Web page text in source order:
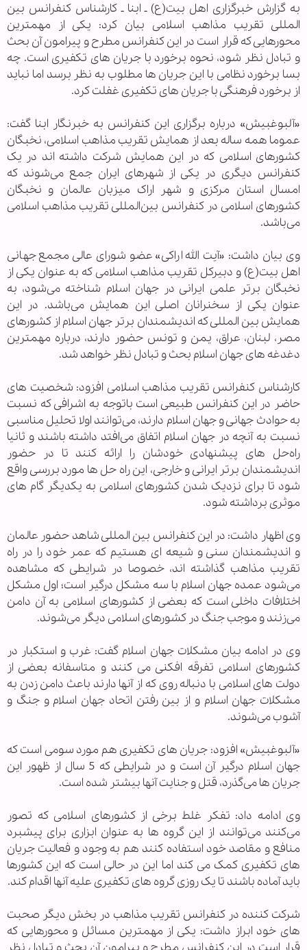
به گزارش خبرگزاری اهل بیت(ع) ـ ابنا ـ کارشناس کنفرانس بین
المللی تقریب مذاهب اسلامی بیان کرد: یکی از مهمترین
محورهایی که قرار است در این کنفرانس مطرح و پیرامون آن بحث
و تبادل نظر شود، نحوه برخورد با جریان های تکفیری است. چه
بسا برخورد نظامی با این جریان ها مطلوب به نظر برسد اما نباید
از برخورد فرهنگی با جریان های تکفیری غفلت کرد.
«آلبوغبیش» درباره برگزاری این کنفرانس به خبرنگار ابنا گفت:
عموما همه ساله بعد از همایش تقریب مذاهب اسلامی، نخبگان
کشورهای اسلامی که در این همایش شرکت داشته اند در یک
کنفرانس دیگری در یکی از شهرهای ایران جمع می‌شوند که
امسال استان مرکزی و شهر اراک میزبان عالمان و نخبگان
کشورهای اسلامی در کنفرانس بین‌المللی تقریب مذاهب اسلامی
می‌باشد.
وی بیان داشت: «آیت الله اراکی» عضو شورای عالی مجمع جهانی
اهل بیت(ع) و دبیرکل تقریب مذاهب اسلامی که به عنوان یکی از
نخبگان برتر علمی ایرانی در جهان اسلام شناخته می‌شود، به
عنوان یکی از سخنرانان اصلی این همایش می‌باشد. در این
همایش بین المللی که اندیشمندان برتر جهان اسلام از کشورهای
مصر، لبنان، عراق، یمن و تونس حضور دارند، درباره مهمترین
دغدغه های جهان اسلام بحث و تبادل نظر خواهد شد.
کارشناس کنفرانس تقریب مذاهب اسلامی افزود: شخصیت های
حاضر در این کنفرانس طبیعی است باتوجه به اشرافی که نسبت
به حوادث جهانی و جهان اسلام دارند، می‌توانند اولا تحلیل مناسبی
نسبت به آنچه در جهان اسلام اتفاق می‌افتد داشته باشند و ثانیا
راه‌حل های پیشنهادی خودشان را ارائه کنند تا در حضور
اندیشمندان برتر ایرانی و خارجی، این راه حل ها مورد بررسی واقع
شود تا برای نزدیک شدن کشورهای اسلامی به یکدیگر گام های
موثری برداشته شود.
وی اظهار داشت: در این کنفرانس بین المللی شاهد حضور عالمان
و اندیشمندان سنی و شیعه ای هستیم که عمر خود را در راه
تقریب مذاهب گذاشته اند، خصوصا در شرایطی که مشاهده
می‌شود عمده جهان اسلام با سه مشکل درگیر است؛ اول مشکل
اختلافات داخلی است که بعضی از کشورهای اسلامی به آن دامن
می‌زنند و موجب جنگ در کشورهای اسلامی دیگر می‌شوند.
وی در ادامه بیان مشکلات جهان اسلام گفت: غرب و استکبار در
کشورهای اسلامی تفرقه افکنی می کنند و متاسفانه بعضی از
دولت های اسلامی با دنباله روی که از آنها دارند باعث دامن زدن به
مشکلات جهان اسلام و از بین رفتن اتحاد جهان اسلام و جنگ و
آشوب می‌شوند.
«آلبوغبیش» افزود: جریان های تکفیری هم مورد سومی است که
جهان اسلام درگیر آن است و در شرایطی که 5 سال از ظهور این
جریان ها می‌گذرد، قتل و جنایت آنها بیشتر شده است.
وی ادامه داد: تفکر غلط برخی از کشورهای اسلامی که تصور
می‌کنند می‌توانند از این گروه ها به عنوان ابزاری برای پیشبرد
منافع و مقاصد خود استفاده کنند هم به وجود و فعالیت جریان
های تکفیری کمک می کند اما این در حالی است که این کشورها
باید آماده باشند تا یک روزی گروه های تکفیری علیه آنها اقدام کند.
شرکت کننده در کنفرانس تقریب مذاهب در بخش دیگر صحبت
های خود ابراز داشت: یکی از مهمترین مسائل و محورهایی که